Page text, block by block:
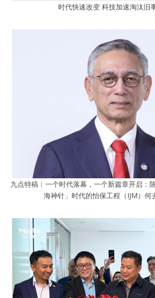
时代快速改变 科技加速淘汰旧
九点特稿︱一个时代落幕，一个新篇章开启：
海神针」时代的怡保工程（IJM）何